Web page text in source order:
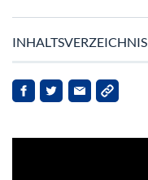
INHALTSVERZEICHNIS